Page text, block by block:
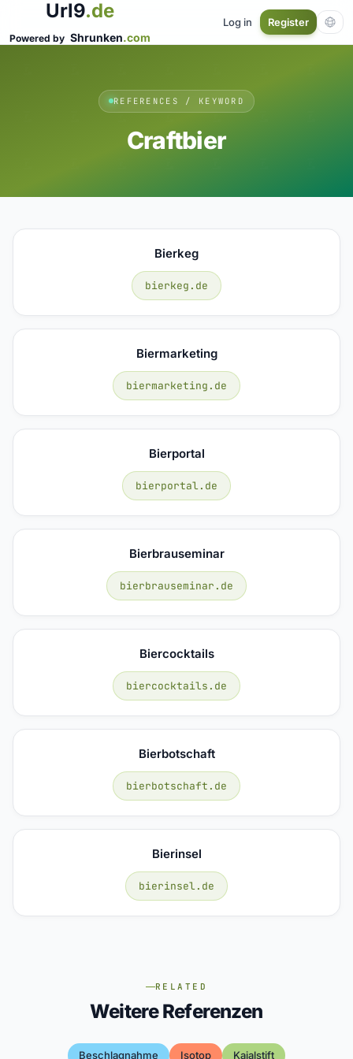
Url9.de
Powered by Shrunken.com
Log in Register
REFERENCES / KEYWORD
Craftbier
Bierkeg
bierkeg.de
Biermarketing
biermarketing.de
Bierportal
bierportal.de
Bierbrauseminar
bierbrauseminar.de
Biercocktails
biercocktails.de
Bierbotschaft
bierbotschaft.de
Bierinsel
bierinsel.de
RELATED
Weitere Referenzen
Beschlagnahme Isotop Kajalstift